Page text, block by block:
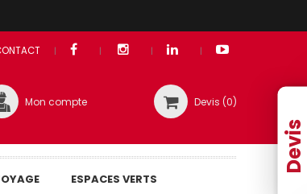
Devis
Mon compte Devis (0)
ESPACES VERTS